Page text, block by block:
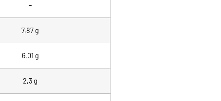
–
7,87 g
6,01 g
2,3 g